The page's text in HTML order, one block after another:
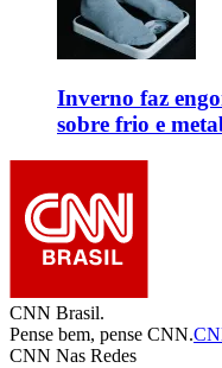
Inverno faz
sobre frio e
CNN Brasil.
Pense bem, pense CNN.
CNN Nas Redes